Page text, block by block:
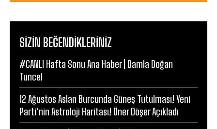
SIZIN BEĞENDIKLERINIZ
#CANLI Hafta Sonu Ana Haber | Damla Doğan
Tuncel
12 Ağustos Aslan Burcunda Güneş Tutulması! Yeni
Parti’nin Astroloji Haritası! Öner Döşer Açıkladı